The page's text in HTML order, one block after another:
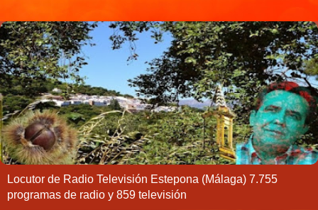
Locutor de Radio Televisión Estepona (Málaga) 7.755
programas de radio y 859 televisión